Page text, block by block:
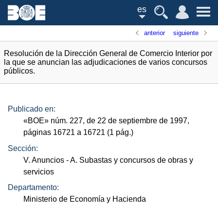
es
anterior siguiente
Resolución de la Dirección General de Comercio Interior por
la que se anuncian las adjudicaciones de varios concursos
públicos.
Publicado en:
«BOE» núm. 227, de 22 de septiembre de 1997,
páginas 16721 a 16721 (1 pág.)
Sección:
V. Anuncios - A. Subastas y concursos de obras y
servicios
Departamento:
Ministerio de Economía y Hacienda